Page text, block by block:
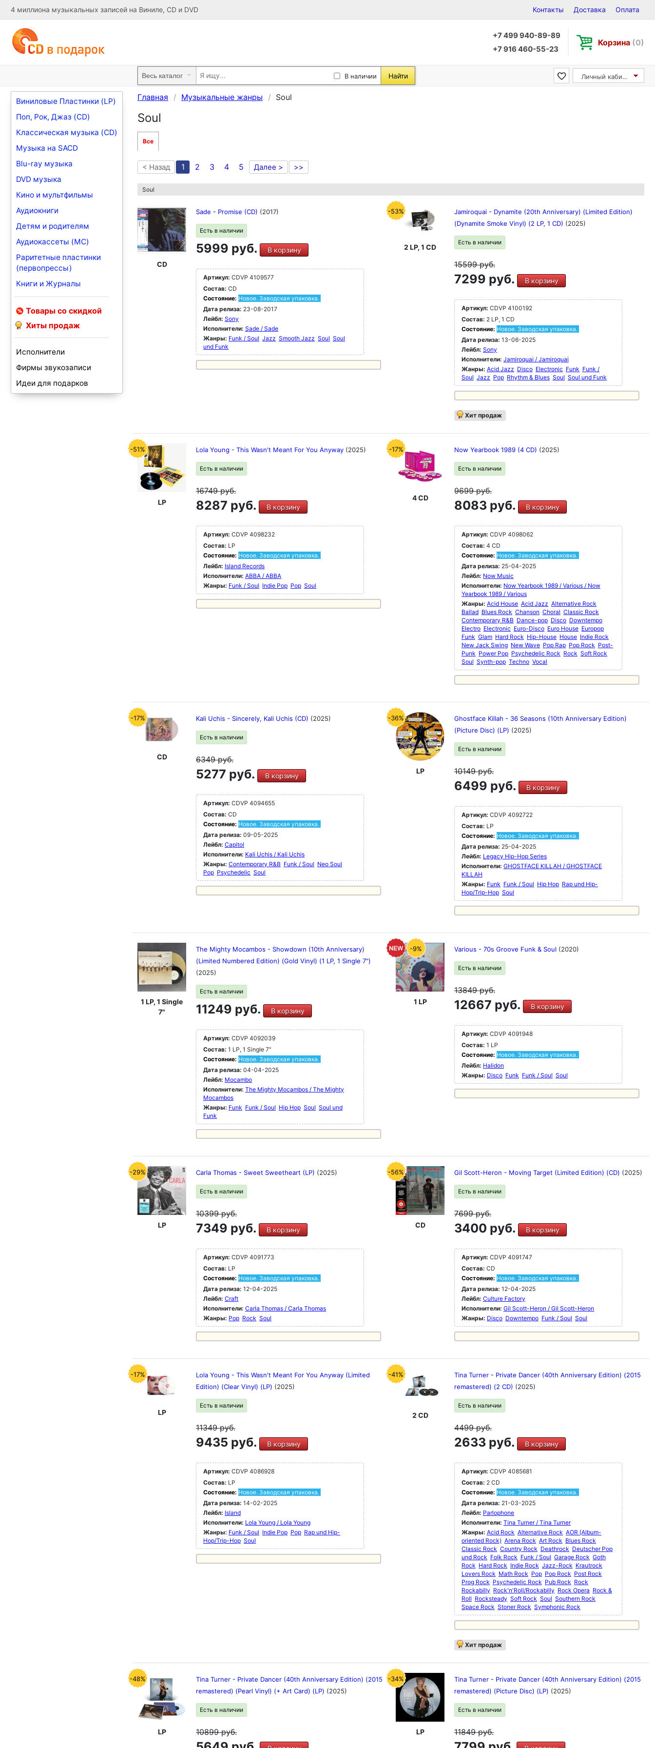
4 миллиона музыкальных записей на Виниле, CD и DVD Контакты Доставка Оплата
+7 499 940-89-89
+7 916 460-55-23
Корзина (0)
В наличии Найти Личный кабинет
Виниловые Пластинки (LP)
Поп, Рок, Джаз (CD)
Классическая музыка (CD)
Музыка на SACD
Blu-ray музыка
DVD музыка
Кино и мультфильмы
Аудиокниги
Детям и родителям
Аудиокассеты (MC)
Раритетные пластинки
(первопрессы)
Книги и Журналы
Товары со скидкой
Хиты продаж
Исполнители
Фирмы звукозаписи
Идеи для подарков
Главная Музыкальные жанры Soul
Soul
Все
< Назад 1 2 3 4 5 Далее > >>
Soul
CD
Sade - Promise (CD) (2017)
Есть в наличии
5999 руб. В корзину
Артикул: CDVP 4109577
Состав: CD
Состояние: Новое. Заводская упаковка.
Дата релиза: 23-08-2017
Лейбл: Sony
Исполнители: Sade / Sade
Жанры: Funk / Soul Jazz Smooth Jazz Soul Soul
und Funk
-53%
2 LP, 1 CD
Jamiroquai - Dynamite (20th Anniversary) (Limited Edition)
(Dynamite Smoke Vinyl) (2 LP, 1 CD) (2025)
Есть в наличии
15599руб.
7299 руб. В корзину
Артикул: CDVP 4100192
Состав: 2 LP, 1 CD
Состояние: Новое. Заводская упаковка.
Дата релиза: 13-06-2025
Лейбл: Sony
Исполнители: Jamiroquai / Jamiroquai
Жанры: Acid Jazz Disco Electronic Funk Funk /
Soul Jazz Pop Rhythm & Blues Soul Soul und Funk
Хит продаж
-51%
LP
Lola Young - This Wasn't Meant For You Anyway (2025)
Есть в наличии
16749руб.
8287 руб. В корзину
Артикул: CDVP 4098232
Состав: LP
Состояние: Новое. Заводская упаковка.
Лейбл: Island Records
Исполнители: ABBA / ABBA
Жанры: Funk / Soul Indie Pop Pop Soul
-17%
4 CD
Now Yearbook 1989 (4 CD) (2025)
Есть в наличии
9699руб.
8083 руб. В корзину
Артикул: CDVP 4098062
Состав: 4 CD
Состояние: Новое. Заводская упаковка.
Дата релиза: 25-04-2025
Лейбл: Now Music
Исполнители: Now Yearbook 1989 / Various / Now
Yearbook 1989 / Various
Жанры: Acid House Acid Jazz Alternative Rock
Ballad Blues Rock Chanson Choral Classic Rock
Contemporary R&B Dance-pop Disco Downtempo
Electro Electronic Euro-Disco Euro House Europop
Funk Glam Hard Rock Hip-House House Indie Rock
New Jack Swing New Wave Pop Rap Pop Rock Post-
Punk Power Pop Psychedelic Rock Rock Soft Rock
Soul Synth-pop Techno Vocal
-17%
CD
Kali Uchis - Sincerely, Kali Uchis (CD) (2025)
Есть в наличии
6349руб.
5277 руб. В корзину
Артикул: CDVP 4094655
Состав: CD
Состояние: Новое. Заводская упаковка.
Дата релиза: 09-05-2025
Лейбл: Capitol
Исполнители: Kali Uchis / Kali Uchis
Жанры: Contemporary R&B Funk / Soul Neo Soul
Pop Psychedelic Soul
-36%
LP
Ghostface Killah - 36 Seasons (10th Anniversary Edition)
(Picture Disc) (LP) (2025)
Есть в наличии
10149руб.
6499 руб. В корзину
Артикул: CDVP 4092722
Состав: LP
Состояние: Новое. Заводская упаковка.
Дата релиза: 25-04-2025
Лейбл: Legacy Hip-Hop Series
Исполнители: GHOSTFACE KILLAH / GHOSTFACE
KILLAH
Жанры: Funk Funk / Soul Hip Hop Rap und Hip-
Hop/Trip-Hop Soul
1 LP, 1 Single
7"
The Mighty Mocambos - Showdown (10th Anniversary)
(Limited Numbered Edition) (Gold Vinyl) (1 LP, 1 Single 7")
(2025)
Есть в наличии
11249 руб. В корзину
Артикул: CDVP 4092039
Состав: 1 LP, 1 Single 7"
Состояние: Новое. Заводская упаковка.
Дата релиза: 04-04-2025
Лейбл: Mocambo
Исполнители: The Mighty Mocambos / The Mighty
Mocambos
Жанры: Funk Funk / Soul Hip Hop Soul Soul und
Funk
-9%
1 LP
Various - 70s Groove Funk & Soul (2020)
Есть в наличии
13849руб.
12667 руб. В корзину
Артикул: CDVP 4091948
Состав: 1 LP
Состояние: Новое. Заводская упаковка.
Лейбл: Halidon
Жанры: Disco Funk Funk / Soul Soul
-29%
LP
Carla Thomas - Sweet Sweetheart (LP) (2025)
Есть в наличии
10399руб.
7349 руб. В корзину
Артикул: CDVP 4091773
Состав: LP
Состояние: Новое. Заводская упаковка.
Дата релиза: 12-04-2025
Лейбл: Craft
Исполнители: Carla Thomas / Carla Thomas
Жанры: Pop Rock Soul
-56%
CD
Gil Scott-Heron - Moving Target (Limited Edition) (CD) (2025)
Есть в наличии
7699руб.
3400 руб. В корзину
Артикул: CDVP 4091747
Состав: CD
Состояние: Новое. Заводская упаковка.
Дата релиза: 12-04-2025
Лейбл: Culture Factory
Исполнители: Gil Scott-Heron / Gil Scott-Heron
Жанры: Disco Downtempo Funk / Soul Soul
-17%
LP
Lola Young - This Wasn't Meant For You Anyway (Limited
Edition) (Clear Vinyl) (LP) (2025)
Есть в наличии
11349руб.
9435 руб. В корзину
Артикул: CDVP 4086928
Состав: LP
Состояние: Новое. Заводская упаковка.
Дата релиза: 14-02-2025
Лейбл: Island
Исполнители: Lola Young / Lola Young
Жанры: Funk / Soul Indie Pop Pop Rap und Hip-
Hop/Trip-Hop Soul
-41%
2 CD
Tina Turner - Private Dancer (40th Anniversary Edition) (2015
remastered) (2 CD) (2025)
Есть в наличии
4499руб.
2633 руб. В корзину
Артикул: CDVP 4085681
Состав: 2 CD
Состояние: Новое. Заводская упаковка.
Дата релиза: 21-03-2025
Лейбл: Parlophone
Исполнители: Tina Turner / Tina Turner
Жанры: Acid Rock Alternative Rock AOR (Album-
oriented Rock) Arena Rock Art Rock Blues Rock
Classic Rock Country Rock Deathrock Deutscher Pop
und Rock Folk Rock Funk / Soul Garage Rock Goth
Rock Hard Rock Indie Rock Jazz-Rock Krautrock
Lovers Rock Math Rock Pop Pop Rock Post Rock
Prog Rock Psychedelic Rock Pub Rock Rock
Rockabilly Rock'n'Roll/Rockabilly Rock Opera Rock &
Roll Rocksteady Soft Rock Soul Southern Rock
Space Rock Stoner Rock Symphonic Rock
Хит продаж
-48%
LP
Tina Turner - Private Dancer (40th Anniversary Edition) (2015
remastered) (Pearl Vinyl) (+ Art Card) (LP) (2025)
Есть в наличии
10899руб.
-34%
LP
Tina Turner - Private Dancer (40th Anniversary Edition) (2015
remastered) (Picture Disc) (LP) (2025)
Есть в наличии
11849руб.